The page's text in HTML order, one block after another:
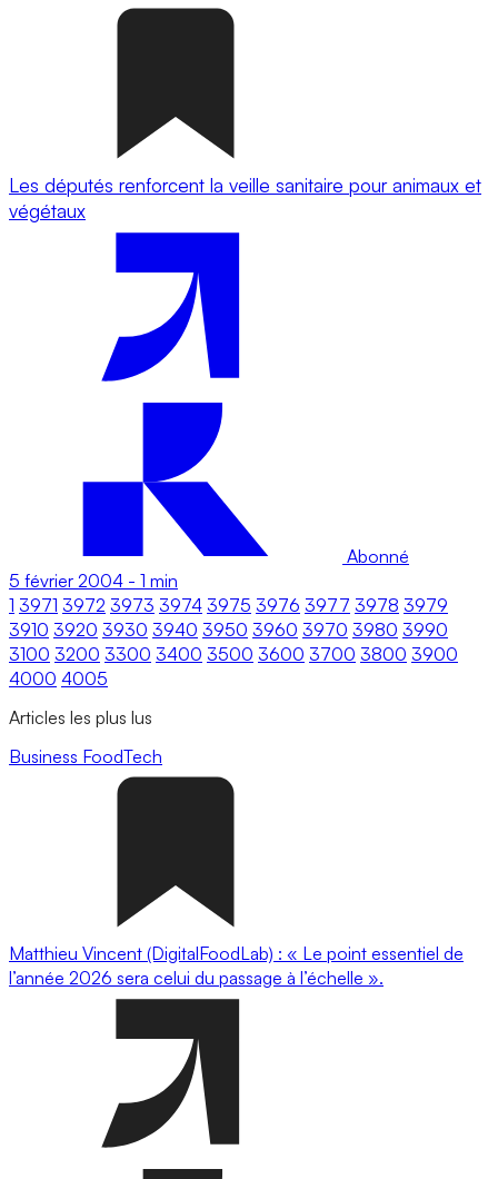
Les députés renforcent la veille sanitaire pour animaux et
végétaux
Abonné
5 février 2004 - 1 min
1 3971 3972 3973 3974 3975 3976 3977 3978 3979
3910 3920 3930 3940 3950 3960 3970 3980 3990
3100 3200 3300 3400 3500 3600 3700 3800 3900
4000 4005
Articles les plus lus
Business FoodTech
Matthieu Vincent (DigitalFoodLab) : « Le point essentiel de
l’année 2026 sera celui du passage à l’échelle ».